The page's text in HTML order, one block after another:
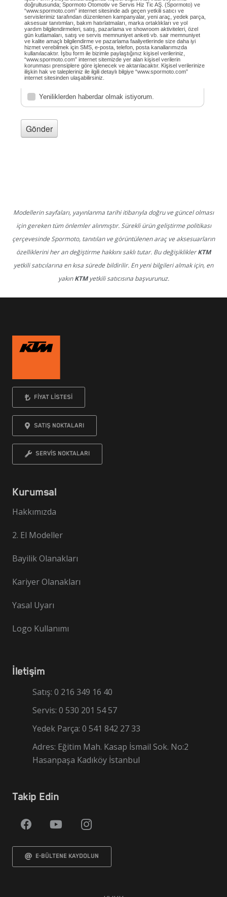
Modellerin sayfaları, yayınlanma tarihi itibarıyla doğru ve güncel olması
için gereken tüm önlemler alınmıştır. Sürekli ürün geliştirme politikası
çerçevesinde Spormoto, tanıtılan ve görüntülenen araç ve aksesuarların
özelliklerini her an değiştirme hakkını saklı tutar. Bu değişikliklerKTM
yetkili satıcılarına en kısa sürede bildirilir. En yeni bilgileri almak için, en
yakınKTMyetkili satıcısına başvurunuz.
FİYAT LİSTESİ
SATIŞ NOKTALARI
SERVİS NOKTALARI
Kurumsal
Hakkımızda
2. El Modeller
Bayilik Olanakları
Kariyer Olanakları
Yasal Uyarı
Logo Kullanımı
İletişim
Satış: 0 216 349 16 40
Servis: 0 530 201 54 57
Yedek Parça: 0 541 842 27 33
Adres: Eğitim Mah. Kasap İsmail Sok. No:2
Hasanpaşa Kadıköy İstanbul
Takip Edin
E-BÜLTENE KAYDOLUN